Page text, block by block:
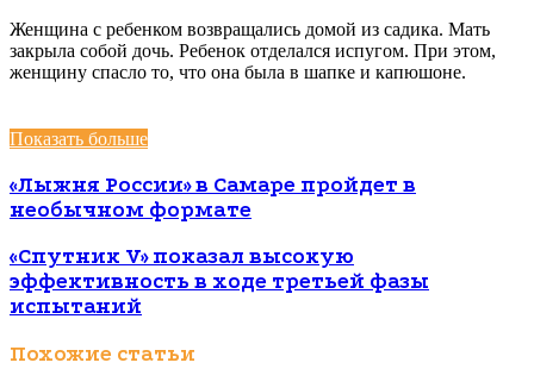
Женщина с ребенком возвращались домой из садика. Мать
закрыла собой дочь. Ребенок отделался испугом. При этом,
женщину спасло то, что она была в шапке и капюшоне.
Показать больше
«Лыжня России» в Самаре пройдет в
необычном формате
«Спутник V» показал высокую
эффективность в ходе третьей фазы
испытаний
Похожие статьи